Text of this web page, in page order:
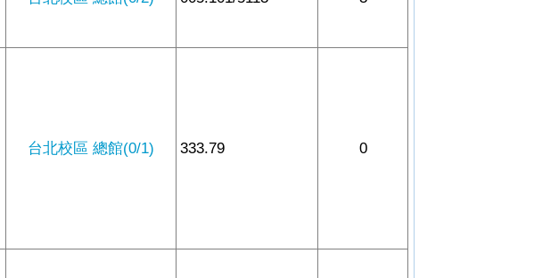
台北校區 總館(0/1) 333.79 0